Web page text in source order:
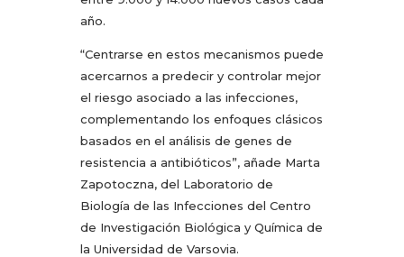
año.
“Centrarse en estos mecanismos puede
acercarnos a predecir y controlar mejor
el riesgo asociado a las infecciones,
complementando los enfoques clásicos
basados en el análisis de genes de
resistencia a antibióticos”, añade Marta
Zapotoczna, del Laboratorio de
Biología de las Infecciones del Centro
de Investigación Biológica y Química de
la Universidad de Varsovia.